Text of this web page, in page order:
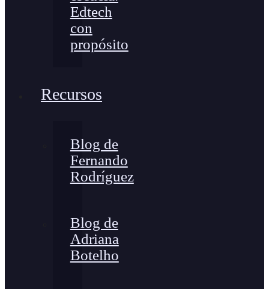
Edtech
con
propósito
Recursos
Blog de
Fernando
Rodríguez
Blog de
Adriana
Botelho